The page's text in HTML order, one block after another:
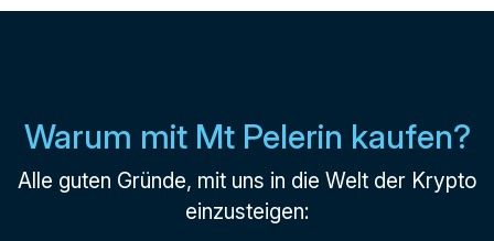
Warum mit Mt Pelerin kaufen?
Alle guten Gründe, mit uns in die Welt der Krypto
einzusteigen: